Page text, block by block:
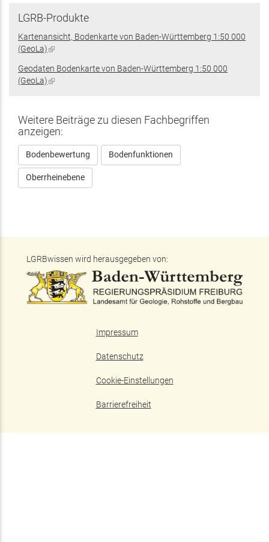
LGRB-Produkte
Kartenansicht, Bodenkarte von Baden-Württemberg 1:50 000
(GeoLa)(Link
extern)
Geodaten Bodenkarte von Baden-Württemberg 1:50 000
(GeoLa)(Link
Weitere Beiträge zu diesen Fachbegriffen
anzeigen:
Bodenbewertung Bodenfunktionen
Oberrheinebene
LGRBwissen wird herausgegeben von:
Impressum
Datenschutz
Cookie-Einstellungen
Barrierefreiheit